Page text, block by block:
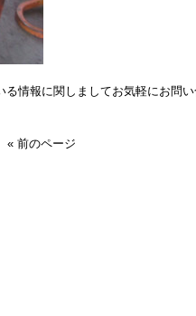
情報に関しましてお気軽にお問い
« 前のページ